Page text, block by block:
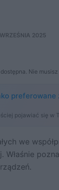
2025
Nie
preferowane
pojawiać się w
Właśnie